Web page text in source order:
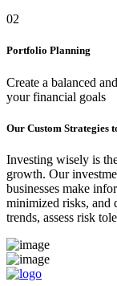
02
Portfolio Planning
Create a balanced
your financial goals
Our Custom Strategies
Investing wisely is
growth. Our
businesses make
minimized risks, and
trends, assess risk